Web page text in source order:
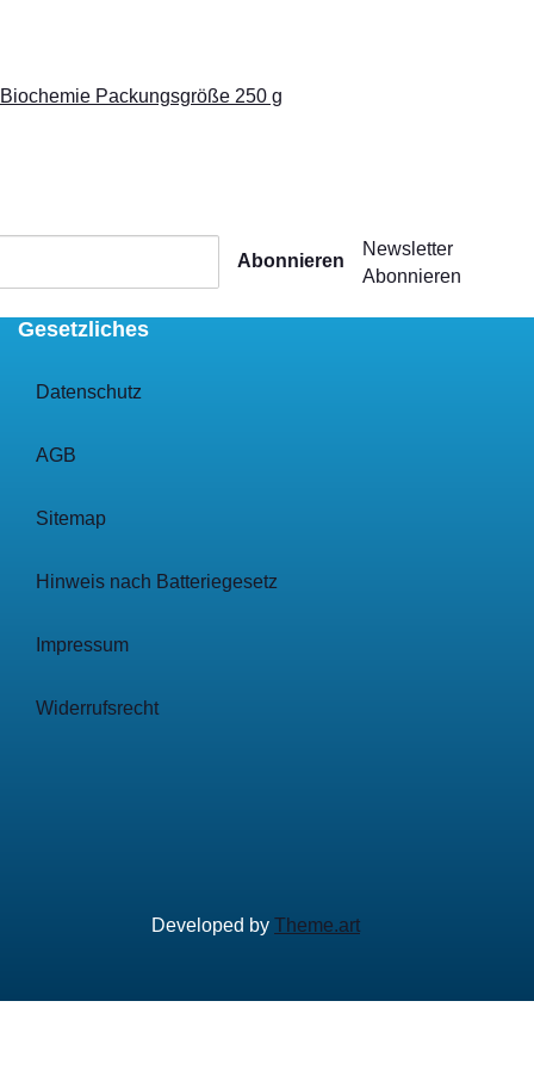
Packungsgröße 250 g
Abonnieren
Newsletter
Abonnieren
Gesetzliches
Datenschutz
AGB
Sitemap
Hinweis nach Batteriegesetz
Impressum
Widerrufsrecht
Developed by Theme.art